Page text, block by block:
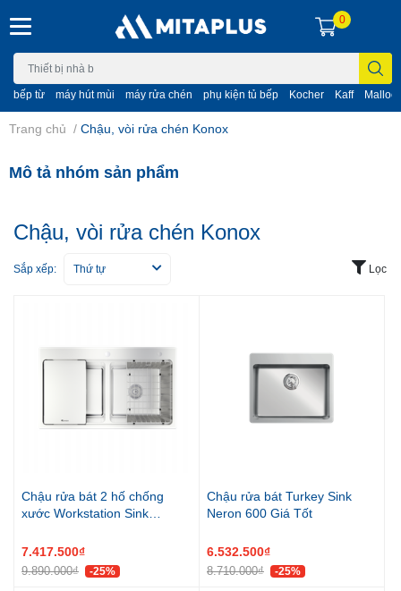
bếp từ máy hút mùi máy rửa chén phụ kiện tủ bếp Kocher Kaff
0
Trang chủ / Chậu, vòi rửa chén Konox
Mô tả nhóm sản phẩm
Chậu, vòi rửa chén Konox
Sắp xếp: Thứ tự Lọc
Chậu rửa bát 2 hố chống
xước Workstation Sink
7.417.500₫
9.890.000₫ -25%
Chậu rửa bát Turkey Sink
Neron 600 Giá Tốt
6.532.500₫
8.710.000₫ -25%